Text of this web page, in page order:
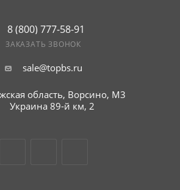
8 (800) 777-58-91
ЗАКАЗАТЬ ЗВОНОК
sale@topbs.ru
область, Ворсино, М3
Украина 89-й км, 2